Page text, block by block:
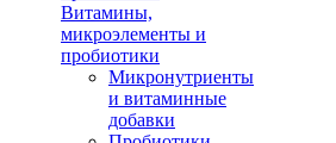
Витамины,
микроэлементы и
пробиотики
Микронутриенты
и витаминные
добавки